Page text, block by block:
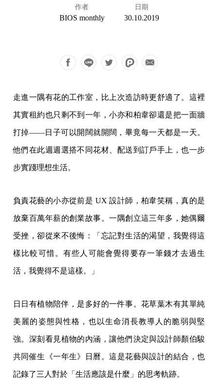
作者
BIOS monthly
日期
30.10.2019
走進一隅有花的工作室，比上次造訪時更舒適了。這裡
其實租約也只剩不到一年，小亦和柏韋卻還是把一面牆
打掉——日子可以開闊就開闊，畢竟每一天都是一天。
他們在此週週選搭不同花材、配送到訂戶手上，也一步
步實踐理想生活。
負責花藝的小亦從前是 UX 設計師，柏韋笑稱，真的是
放棄百萬年薪的創業故事。一隅創立這三年多，她偶爾
受挫，卻從來不後悔：「忘記對生活的渴望，我覺得這
樣比較可惜。有些人可能會覺得要存一筆錢才去過生
活，我覺得不是這樣。」
日日有植物陪伴，是多好的一件事。花草葉木有其單純
美麗的姿態與性格，也以生命消長教導人的脆弱與堅
強。深刻看見植物的內涵，讓他們決定與設計師顏伯駿
共同催生《一年生》日曆。這是花藝與設計的結合，也
記錄了三人對於「生活應該是什麼」的思考軌跡。